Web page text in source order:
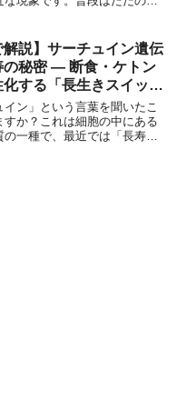
ます。本記事では、鳥肌が起
ズムを基礎から丁寧に説明
な理由や現代における意味、
と知られていないマイナーな
6つの見出しに分けて詳しく解
解説】サーチュイン遺伝
の秘密 — 断食・ケトン
する「長生きスイッ
イン」という言葉を聞いたこ
すか？これは細胞の中にある
の一種で、最近では「長寿遺